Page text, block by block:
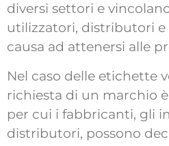
diversi settori e
utilizzatori, distributori e
causa ad attenersi alle
Nel caso delle etichette
richiesta di un marchio
per cui i fabbricanti, gli
distributori, possono